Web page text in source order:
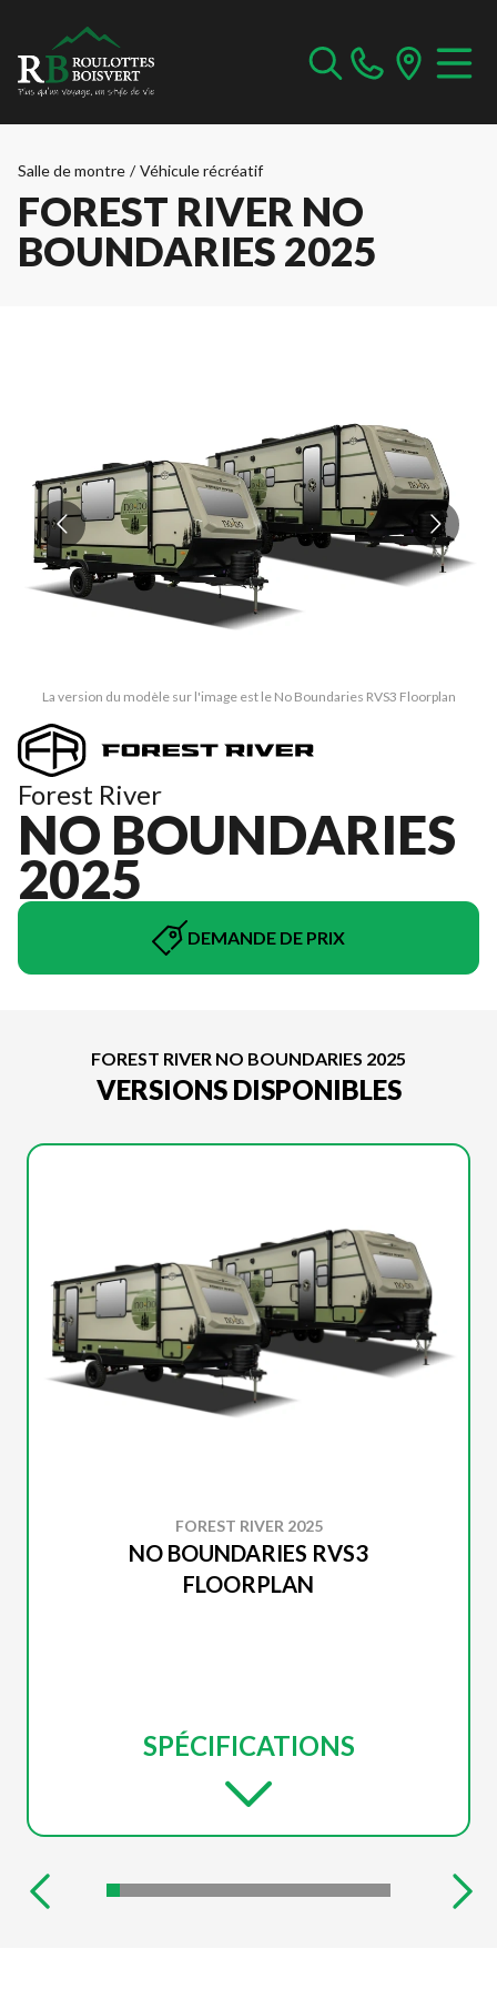
Salle de montre / Véhicule récréatif
FOREST RIVER NO
BOUNDARIES 2025
La version du modèle sur l'image est le No Boundaries RVS3 Floorplan
Forest River
NO BOUNDARIES
2025
DEMANDE DE PRIX
FOREST RIVER NO BOUNDARIES 2025
VERSIONS DISPONIBLES
FOREST RIVER 2025
NO BOUNDARIES RVS3
FLOORPLAN
SPÉCIFICATIONS